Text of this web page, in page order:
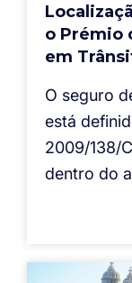
o Prémio
em
O seguro
está
2009/138/
dentro do